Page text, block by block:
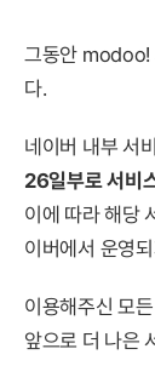
그동안 modoo!
다.
네이버 내부 서
26일부로 서비
이에 따라 해당
이버에서 운영
이용해주신 모
앞으로 더 나은